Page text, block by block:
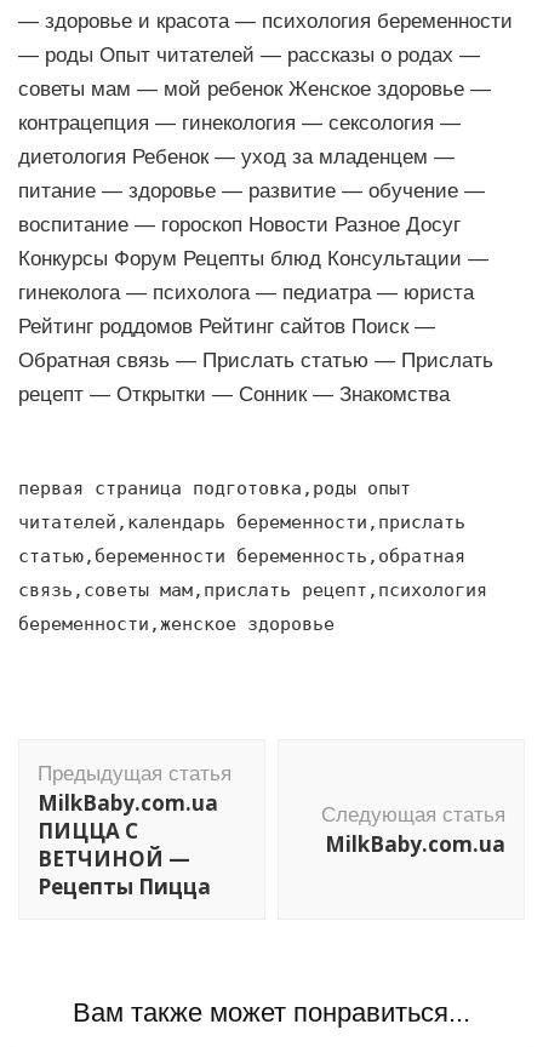
— здоровье и красота — психология беременности
— роды Опыт читателей — рассказы о родах —
советы мам — мой ребенок Женское здоровье —
контрацепция — гинекология — сексология —
диетология Ребенок — уход за младенцем —
питание — здоровье — развитие — обучение —
воспитание — гороскоп Новости Разное Досуг
Конкурсы Форум Рецепты блюд Консультации —
гинеколога — психолога — педиатра — юриста
Рейтинг роддомов Рейтинг сайтов Поиск —
Обратная связь — Прислать статью — Прислать
рецепт — Открытки — Сонник — Знакомства
первая страница подготовка,роды опыт
читателей,календарь беременности,прислать
статью,беременности беременность,обратная
связь,советы мам,прислать рецепт,психология
беременности,женское здоровье
по
записям
Предыдущая статья
MilkBaby.com.ua
ПИЦЦА С
ВЕТЧИНОЙ —
Рецепты Пицца
Следующая статья
MilkBaby.com.ua
Вам также может понравиться...